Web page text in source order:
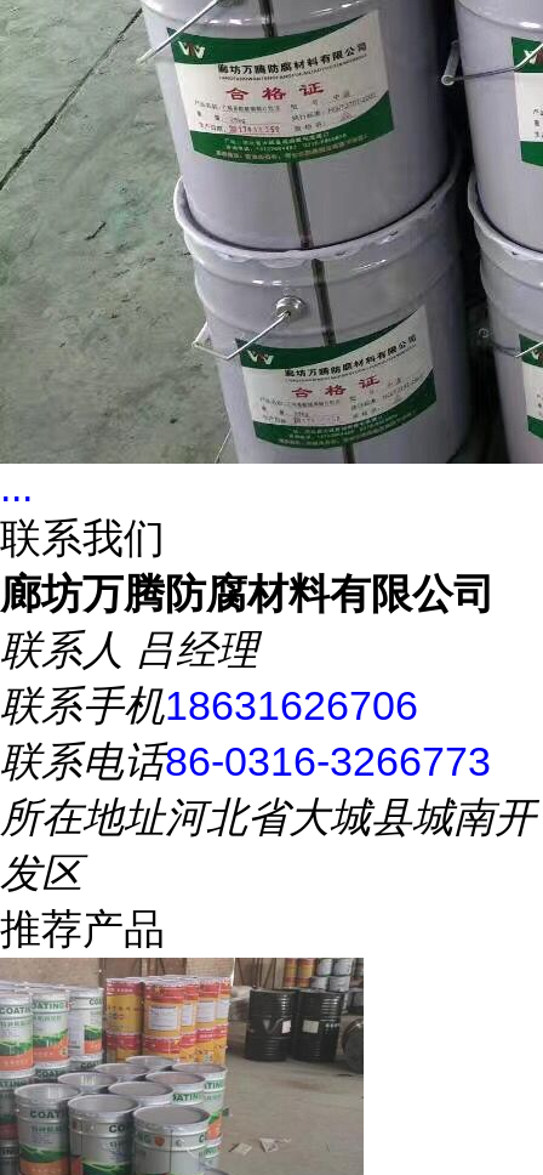
...
联系我们
廊坊万腾防腐材料有限公司
联系人 吕经理
联系手机18631626706
联系电话86-0316-3266773
所在地址河北省大城县城南开
发区
推荐产品